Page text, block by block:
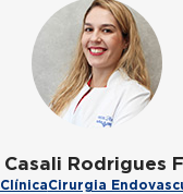
Casali Rodrigues
Cirurgia